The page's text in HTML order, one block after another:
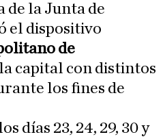
la Junta de
el dispositivo
de
capital con distintos
los fines de
días 23, 24, 29, 30 y